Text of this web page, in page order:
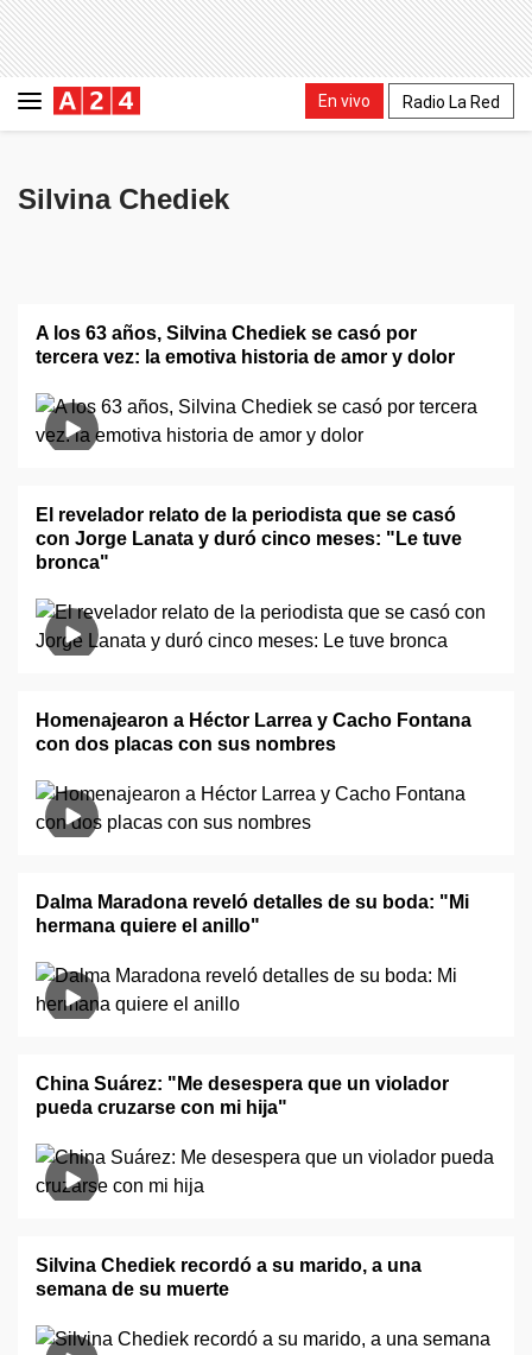
En vivo Radio La Red
Silvina Chediek
A los 63 años, Silvina Chediek se casó por
tercera vez: la emotiva historia de amor y dolor
El revelador relato de la periodista que se casó
con Jorge Lanata y duró cinco meses: "Le tuve
bronca"
Homenajearon a Héctor Larrea y Cacho Fontana
con dos placas con sus nombres
Dalma Maradona reveló detalles de su boda: "Mi
hermana quiere el anillo"
China Suárez: "Me desespera que un violador
pueda cruzarse con mi hija"
Silvina Chediek recordó a su marido, a una
semana de su muerte